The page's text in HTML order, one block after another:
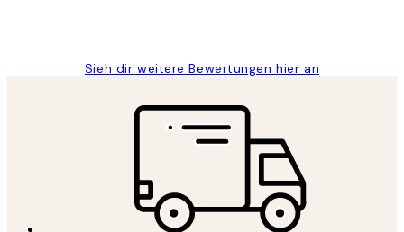
Sieh dir weitere Bewertungen hier an